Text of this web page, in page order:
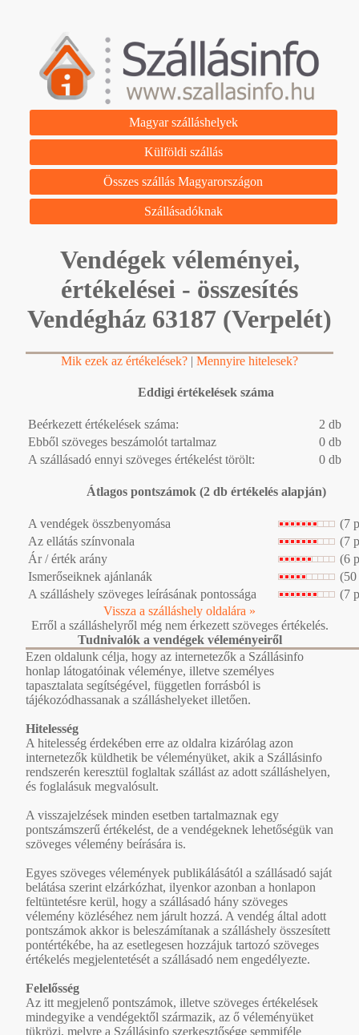
Magyar szálláshelyek
Külföldi szállás
Összes szállás Magyarországon
Szállásadóknak
Vendégek véleményei,
értékelései - összesítés
Vendégház 63187 (Verpelét)
Mik ezek az értékelések? | Mennyire hitelesek?
Eddigi értékelések száma
Beérkezett értékelések száma:
2 db
Ebből szöveges beszámolót tartalmaz
0 db
A szállásadó ennyi szöveges értékelést törölt:
0 db
Átlagos pontszámok (2 db értékelés alapján)
A vendégek összbenyomása
(7
Az ellátás színvonala
(7
Ár / érték arány
(6
Ismerőseiknek ajánlanák
A szálláshely szöveges leírásának pontossága
(7
Vissza a szálláshely oldalára »
Erről a szálláshelyről még nem érkezett szöveges értékelés.
Tudnivalók a vendégek véleményeiről
Ezen oldalunk célja, hogy az internetezők a Szállásinfo
honlap látogatóinak véleménye, illetve személyes
tapasztalata segítségével, független forrásból is
tájékozódhassanak a szálláshelyeket illetően.
Hitelesség
A hitelesség érdekében erre az oldalra kizárólag azon
internetezők küldhetik be véleményüket, akik a Szállásinfo
rendszerén keresztül foglaltak szállást az adott szálláshelyen,
és foglalásuk megvalósult.
A visszajelzések minden esetben tartalmaznak egy
pontszámszerű értékelést, de a vendégeknek lehetőségük van
szöveges vélemény beírására is.
Egyes szöveges vélemények publikálásától a szállásadó saját
belátása szerint elzárkózhat, ilyenkor azonban a honlapon
feltüntetésre kerül, hogy a szállásadó hány szöveges
vélemény közléséhez nem járult hozzá. A vendég által adott
pontszámok akkor is beleszámítanak a szálláshely összesített
pontértékébe, ha az esetlegesen hozzájuk tartozó szöveges
értékelés megjelentetését a szállásadó nem engedélyezte.
Felelősség
Az itt megjelenő pontszámok, illetve szöveges értékelések
mindegyike a vendégektől származik, az ő véleményüket
tükrözi, melyre a Szállásinfo szerkesztősége semmiféle